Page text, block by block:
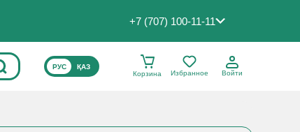
+7 (707) 100-11-11
ВЫБЕРИТЕ ЯЗЫК САЙТА
РУС
ҚАЗ
Корзина
Избранное Войти